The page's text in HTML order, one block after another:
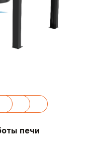
печи